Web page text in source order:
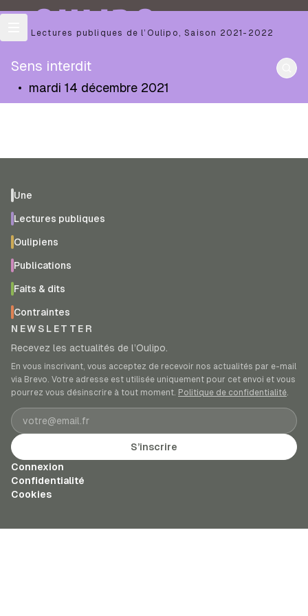
OULIPO
Les Lectures publiques de l’Oulipo ,Saison 2021-2022
Sens interdit
• mardi 14 décembre 2021
Une
Lectures publiques
Oulipiens
Publications
Faits & dits
Contraintes
NEWSLETTER
Recevez les actualités de l’Oulipo.
En vous inscrivant, vous acceptez de recevoir nos actualités par e-mail
via Brevo. Votre adresse est utilisée uniquement pour cet envoi et vous
pourrez vous désinscrire à tout moment. Politique de confidentialité.
Adresse e-mail
S’inscrire
Connexion
Confidentialité
Cookies